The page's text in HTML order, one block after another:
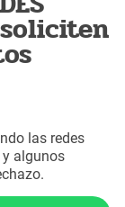
soliciten
las redes
y algunos